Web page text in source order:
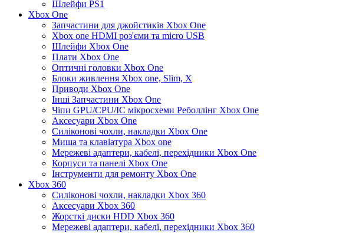
Шлейфи PS1
Xbox One
Запчастини для джойстиків Xbox One
Xbox one HDMI роз'єми та micro USB
Шлейфи Xbox One
Плати Xbox One
Оптичні головки Xbox One
Блоки живлення Xbox one, Slim, X
Приводи Xbox One
Інші Запчастини Xbox One
Чіпи GPU/CPU/IC мікросхеми Реболлінг Xbox One
Аксесуари Xbox One
Силіконові чохли, накладки Xbox One
Миша та клавіатура Xbox one
Мережеві адаптери, кабелі, перехідники Xbox One
Корпуси та панелі Xbox One
Інструменти для ремонту Xbox One
Xbox 360
Силіконові чохли, накладки Xbox 360
Аксесуари Xbox 360
Жорсткі диски HDD Xbox 360
Мережеві адаптери, кабелі, перехідники Xbox 360